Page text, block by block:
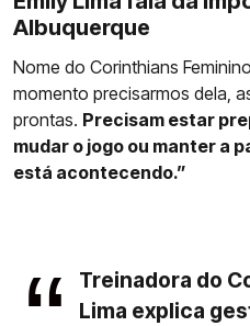
Albuquerque
Nome do Corinthians
momento precisarmos dela,
prontas. Precisam estar
mudar o jogo ou manter a
está acontecendo.”
Treinadora do
Lima explica